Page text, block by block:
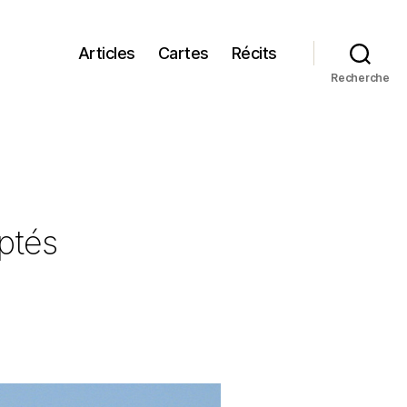
Articles Cartes Récits
Recherche
sur
parents